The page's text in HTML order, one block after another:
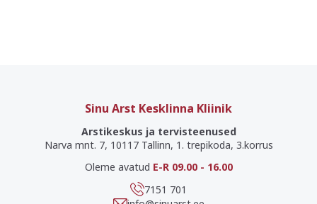
Sinu Arst Kesklinna Kliinik
Arstikeskus ja tervisteenused
Narva mnt. 7, 10117 Tallinn, 1. trepikoda, 3.korrus
Oleme avatud E-R 09.00 - 16.00
7151 701